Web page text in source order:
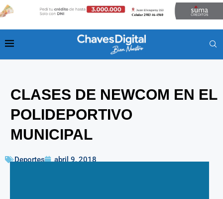
CLASES DE NEWCOM EN EL
POLIDEPORTIVO
MUNICIPAL
Deportes abril 9, 2018